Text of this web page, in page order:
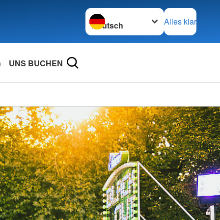
Sprache wechseln zu
Alles klar
UNS BUCHEN